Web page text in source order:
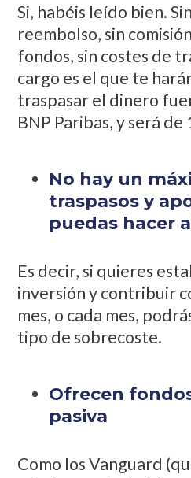
Si, habéis leído bien.
reembolso, sin
fondos, sin costes de
cargo es el que te
traspasar el dinero
BNP Paribas, y será de
No hay un
traspasos y
puedas hacer
Es decir, si quieres
inversión y contribuir
mes, o cada mes,
tipo de sobrecoste.
Ofrecen
pasiva
Como los Vanguard